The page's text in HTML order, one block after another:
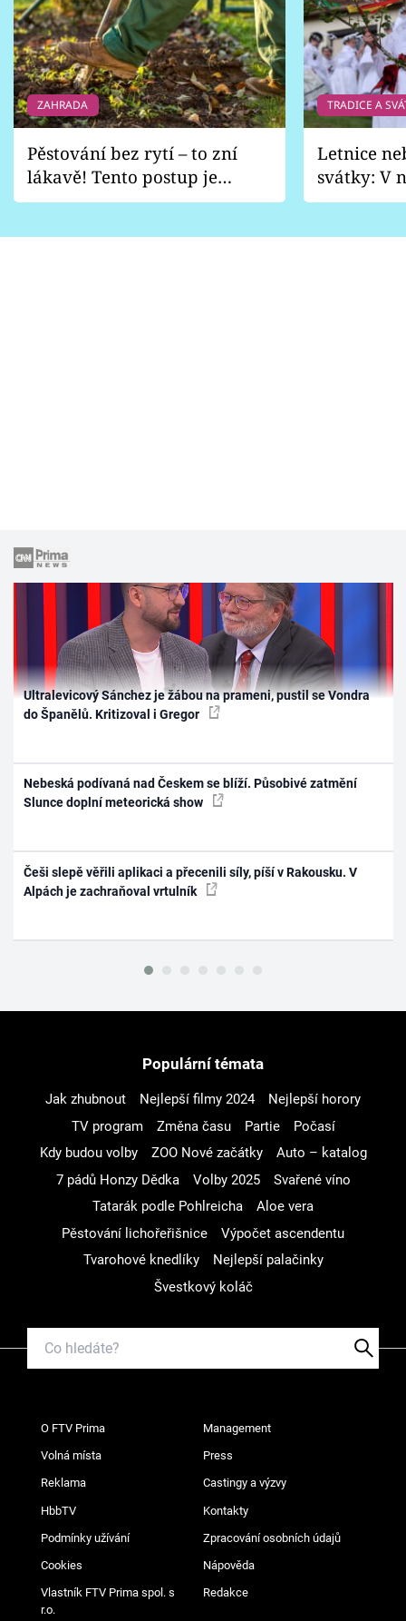
ZAHRADA
Pěstování bez rytí – to zní
lákavě! Tento postup je
vhodný jen pro některé
TRADICE A
Letnice
svátky: V
pondělí
Ultralevicový Sánchez je žábou na prameni, pustil se Vondra
do Španělů. Kritizoval i Gregor
Nebeská podívaná nad Českem se blíží. Působivé zatmění
Slunce doplní meteorická show
Češi slepě věřili aplikaci a přecenili síly, píší v Rakousku. V
Alpách je zachraňoval vrtulník
Populární témata
Jak zhubnout Nejlepší filmy 2024
Nejlepší horory
TV program
Změna času Partie
Počasí
Kdy budou volby
ZOO Nové začátky
Auto – katalog
7 pádů Honzy Dědka
Volby 2025
Svařené víno
Tatarák podle Pohlreicha
Aloe vera
Pěstování lichořeřišnice
Výpočet ascendentu
Tvarohové knedlíky
Nejlepší palačinky
Švestkový koláč
O FTV Prima Management
Volná místa Press
Reklama Castingy a výzvy
HbbTV Kontakty
Podmínky užívání Zpracování osobních údajů
Cookies Nápověda
Vlastník FTV Prima spol. s
r.o.
Redakce